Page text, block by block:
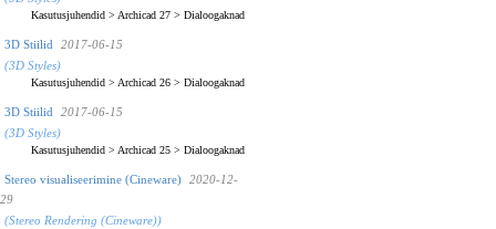
Kasutusjuhendid > Archicad 27 > Dialoogaknad
3D Stiilid
2017-06-15
(3D Styles)
Kasutusjuhendid > Archicad 26 > Dialoogaknad
3D Stiilid
2017-06-15
(3D Styles)
Kasutusjuhendid > Archicad 25 > Dialoogaknad
Stereo visualiseerimine (Cineware)
2020-12-
29
(Stereo Rendering (Cineware))